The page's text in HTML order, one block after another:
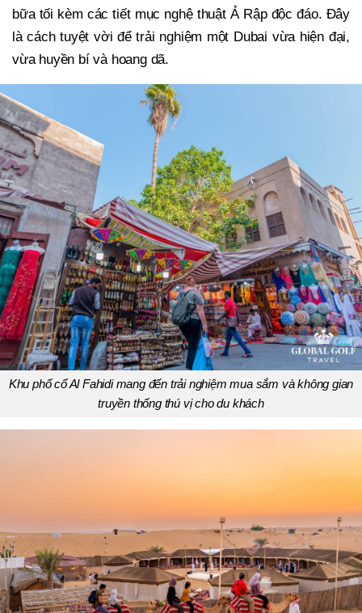
bữa tối kèm các tiết mục nghệ thuật Ả Rập độc đáo. Đây
là cách tuyệt vời để trải nghiệm một Dubai vừa hiện đại,
vừa huyền bí và hoang dã.
Khu phố cổ Al Fahidi mang đến trải nghiệm mua sắm và không gian
truyền thống thú vị cho du khách